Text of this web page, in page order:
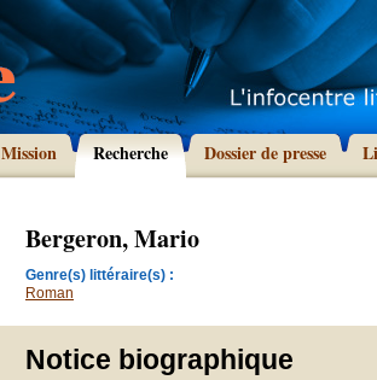
Mission Recherche Dossier de presse
Bergeron, Mario
Genre(s) littéraire(s) :
Roman
Notice biographique